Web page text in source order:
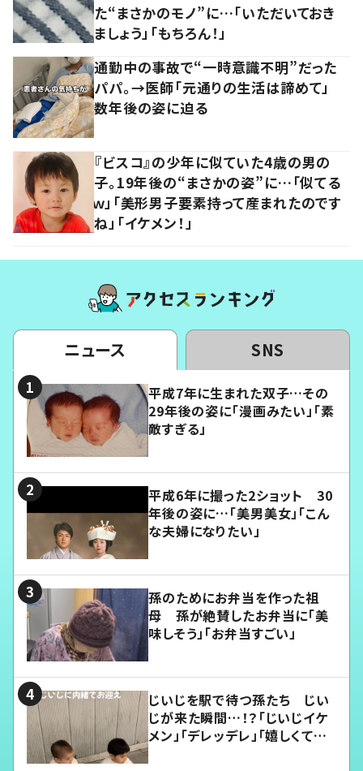
た“まさかのモノ”に…「いただいておき
ましょう」「もちろん！」
通勤中の事故で“一時意識不明”だった
パパ。→医師「元通りの生活は諦めて」
数年後の姿に迫る
『ビスコ』の少年に似ていた4歳の男の
子。19年後の“まさかの姿”に…「似てる
ｗ」「美形男子要素持って産まれたのです
ね」「イケメン！」
ニュース SNS
平成7年に生まれた双子…その
29年後の姿に「漫画みたい」「素
敵すぎる」
平成6年に撮った2ショット 30
年後の姿に…「美男美女」「こん
な夫婦になりたい」
孫のためにお弁当を作った祖
母 孫が絶賛したお弁当に「美
味しそう」「お弁当すごい」
じいじを駅で待つ孫たち じい
じが来た瞬間…！？「じいじイケ
メン」「デレッデレ」「嬉しくて可